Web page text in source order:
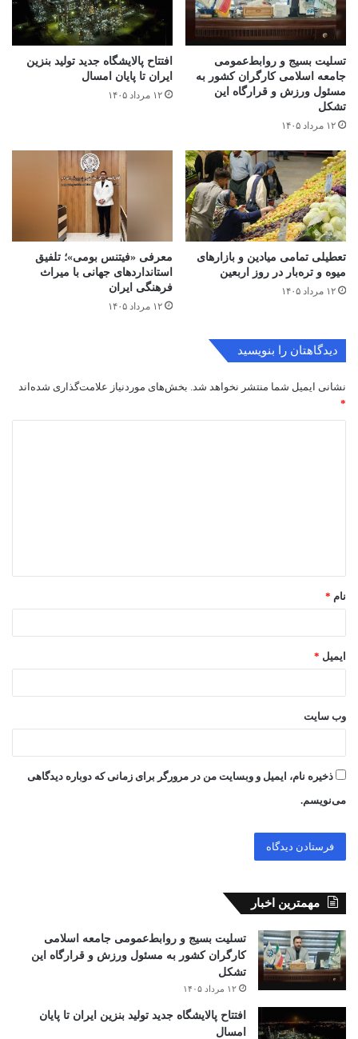
تسلیت بسیج و روابط‌عمومی
جامعه اسلامی کارگران کشور به
مسئول ورزش و قرارگاه این
تشکل
۱۲ مرداد ۱۴۰۵
افتتاح ‌پالایشگاه جدید تولید بنزین
ایران تا پایان امسال
۱۲ مرداد ۱۴۰۵
تعطیلی تمامی میادین و بازارهای
میوه و تره‌بار در روز اربعین
۱۲ مرداد ۱۴۰۵
معرفی «فیتنس بومی»؛ تلفیق
استانداردهای جهانی با میراث
فرهنگی ایران
۱۲ مرداد ۱۴۰۵
دیدگاهتان را بنویسید
نشانی ایمیل شما منتشر نخواهد شد. بخش‌های موردنیاز علامت‌گذاری شده‌اند
*
*
نام *
ایمیل *
وب‌ سایت
ذخیره نام، ایمیل و وبسایت من در مرورگر برای زمانی که دوباره دیدگاهی
می‌نویسم.
مهمترین اخبار
تسلیت بسیج و روابط‌عمومی جامعه اسلامی
کارگران کشور به مسئول ورزش و قرارگاه این
تشکل
۱۲ مرداد ۱۴۰۵
افتتاح ‌پالایشگاه جدید تولید بنزین ایران تا پایان
امسال